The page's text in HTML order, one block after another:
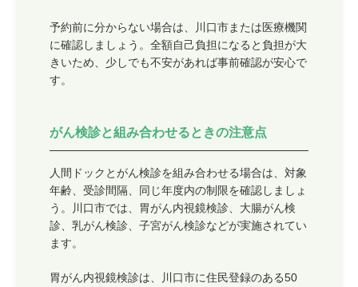
予約前に分からない場合は、川口市または医療機関
に確認しましょう。全額自己負担になると負担が大
きいため、少しでも不安があれば事前確認が安心で
す。
がん検診と組み合わせるときの注意点
人間ドックとがん検診を組み合わせる場合は、対象
年齢、受診間隔、同じ年度内の制限を確認しましょ
う。川口市では、胃がん内視鏡検診、大腸がん検
診、乳がん検診、子宮がん検診などが実施されてい
ます。
胃がん内視鏡検診は、川口市に住民登録のある50